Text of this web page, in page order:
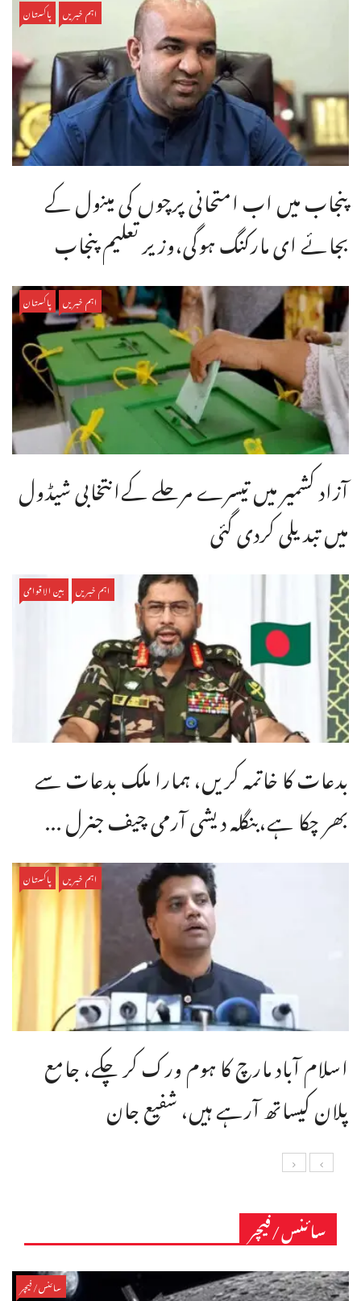
اہم خبریں پاکستان
پنجاب میں اب امتحانی پرچوں کی مینول کے
بجائے ای مارکنگ ہوگی،وزیر تعلیم پنجاب
اہم خبریں پاکستان
آزاد کشمیر میں تیسرے مرحلے کےانتخابی شیڈول
میں تبدیلی کردی گئی
اہم خبریں بین الاقوامی
بدعات کا خاتمہ کریں، ہمارا ملک بدعات سے
بھر چکا ہے،بنگله دیشی آرمی چیف جنرل ...
اہم خبریں پاکستان
اسلام آباد مارچ کا ہوم ورک کر چکے، جامع
پلان کیساتھ آرہے ہیں، شفیع جان
سائنس/فیچر
سائنس/فیچر